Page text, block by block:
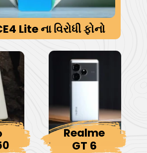
Realme
GT 6
Lite ના વિરોધી ફોનો